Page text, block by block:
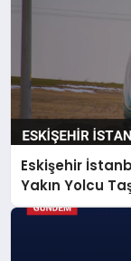
Eskişehir
Yakın Yolcu